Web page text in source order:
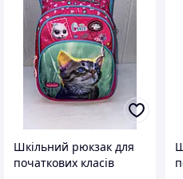
Шкільний рюкзак для
початкових класів